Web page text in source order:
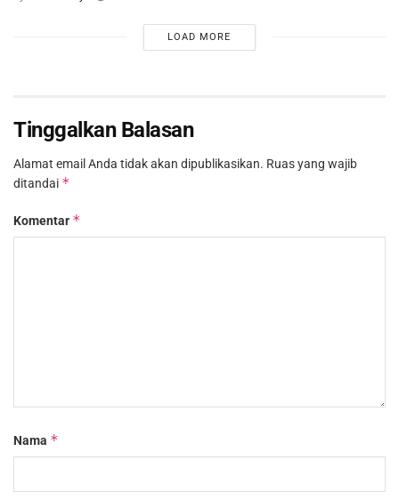
LOAD MORE
Tinggalkan Balasan
Alamat email Anda tidak akan dipublikasikan. Ruas yang wajib
ditandai *
Komentar *
Nama *